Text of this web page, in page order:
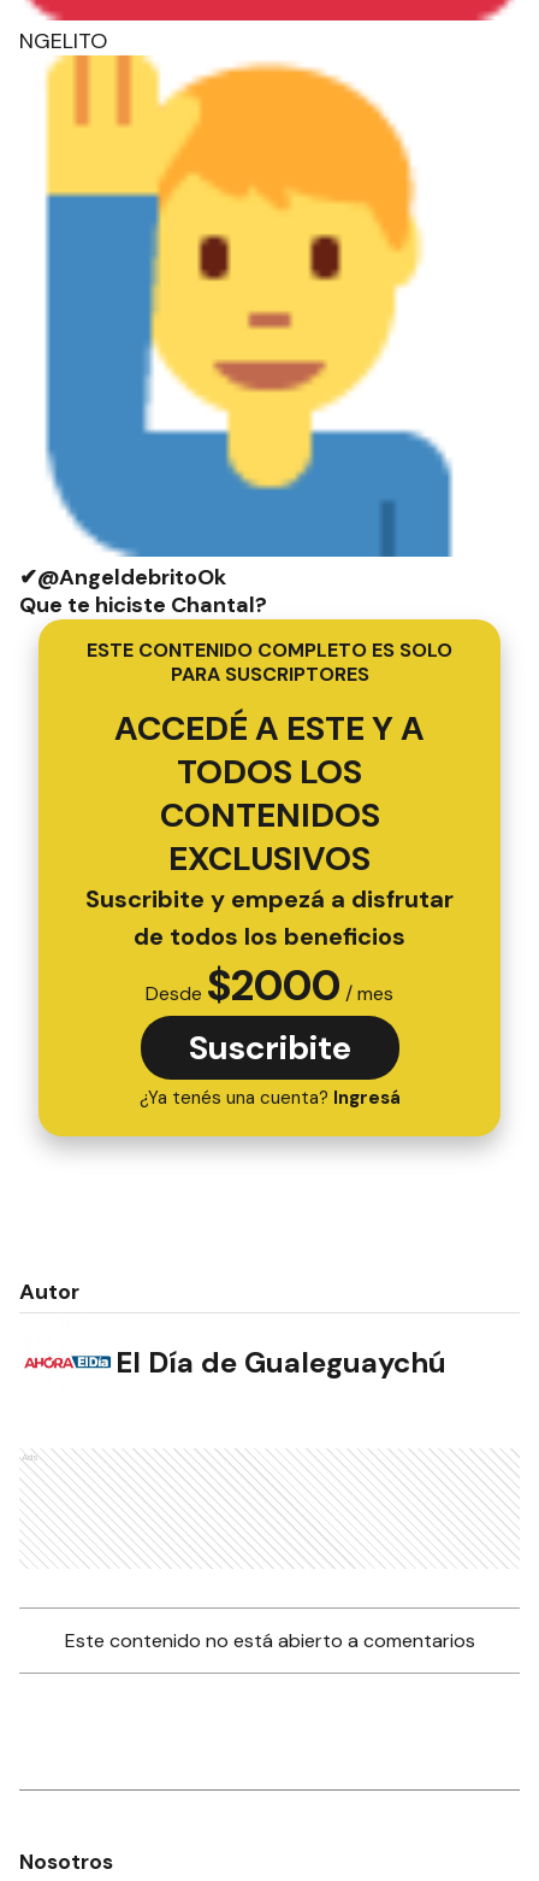
NGELITO
✔@AngeldebritoOk
Que te hiciste Chantal?
ESTE CONTENIDO COMPLETO ES SOLO
PARA SUSCRIPTORES
ACCEDÉ A ESTE Y A
TODOS LOS
CONTENIDOS
EXCLUSIVOS
Suscribite y empezá a disfrutar
de todos los beneficios
Desde $2000 / mes
Suscribite
¿Ya tenés una cuenta? Ingresá
Autor
El Día de Gualeguaychú
Ads
Este contenido no está abierto a comentarios
Nosotros